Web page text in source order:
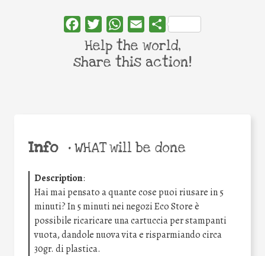
Info •WHAT will be done
Description:
Hai mai pensato a quante cose puoi riusare in 5
minuti? In 5 minuti nei negozi Eco Store è
possibile ricaricare una cartuccia per stampanti
vuota, dandole nuova vita e risparmiando circa
30gr. di plastica.
FacebookTwitterWhatsApp
Email Share
Help the world,
share this action!